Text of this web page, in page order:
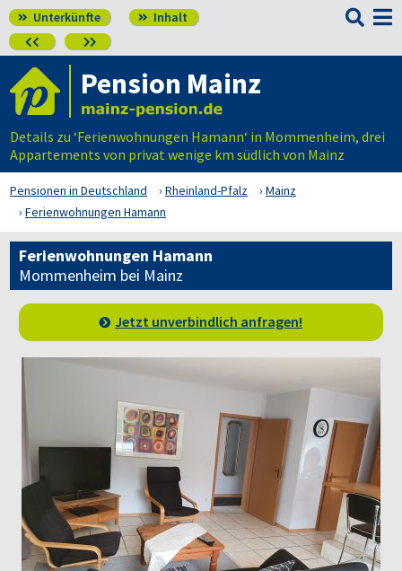
 Unterkünfte  Inhalt
 

Pension Mainz
Details zu ‘Ferienwohnungen Hamann‘ in Mommenheim, drei
Appartements von privat wenige km südlich von Mainz
Pensionen in Deutschland Rheinland-Pfalz
Mainz
Ferienwohnungen Hamann
Ferienwohnungen Hamann
Mommenheim bei Mainz
Jetzt unverbindlich anfragen!